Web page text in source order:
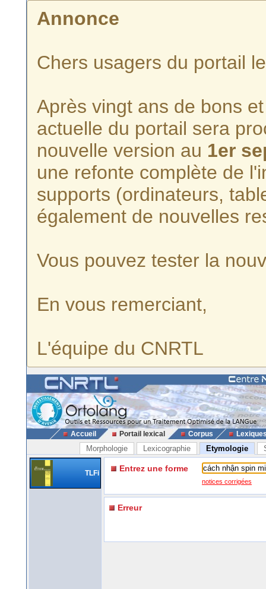
Annonce
Chers usagers du portail
Après vingt ans de bons
actuelle du portail sera
nouvelle version au 1er
une refonte complète de
supports (ordinateurs,
également de nouvelles
Vous pouvez tester la
En vous remerciant,
L'équipe du CNRTL
Accueil Portail lexical Corpus
Morphologie Lexicographie Etymologie
TLFi Entrez une forme
notices corrigées
Erreur